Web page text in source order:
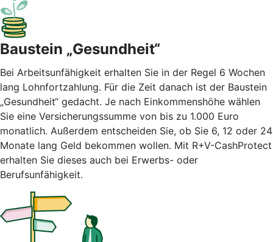
Baustein „Gesundheit“
Bei Arbeitsunfähigkeit erhalten Sie in der Regel 6 Wochen
lang Lohnfortzahlung. Für die Zeit danach ist der Baustein
„Gesundheit“ gedacht. Je nach Einkommenshöhe wählen
Sie eine Versicherungssumme von bis zu 1.000 Euro
monatlich. Außerdem entscheiden Sie, ob Sie 6, 12 oder 24
Monate lang Geld bekommen wollen. Mit R+V-CashProtect
erhalten Sie dieses auch bei Erwerbs- oder
Berufsunfähigkeit.